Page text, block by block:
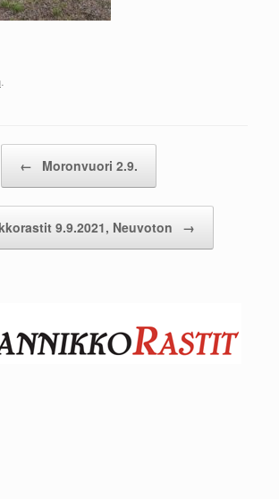
.
← Moronvuori 2.9.
9.9.2021, Neuvoton →